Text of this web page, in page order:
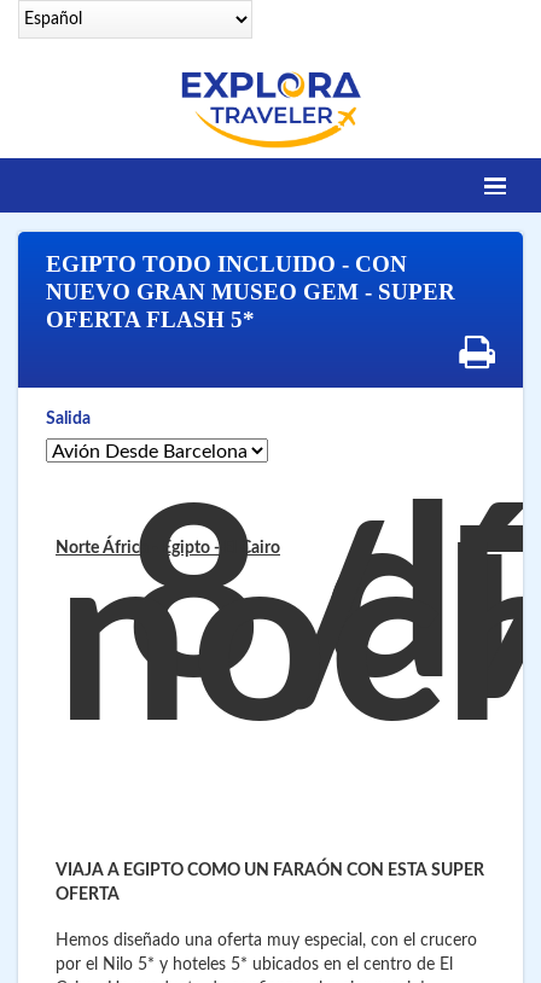
Identifícate
DESTINOS
Contacto
EGIPTO LUXURY
VUELOS A SHARM
EGIPTO TODO INCLUIDO - CON
NUEVO GRAN MUSEO GEM - SUPER
OFERTA FLASH 5*
Salida
Norte África - Egipto - El Cairo
8/
VIAJA A EGIPTO COMO UN FARAÓN CON ESTA SUPER
OFERTA
Hemos diseñado una oferta muy especial, con el crucero
por el Nilo 5* y hoteles 5* ubicados en el centro de El